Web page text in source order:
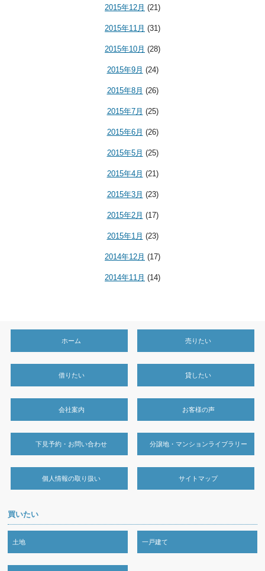
2015年12月 (21)
2015年11月 (31)
2015年10月 (28)
2015年9月 (24)
2015年8月 (26)
2015年7月 (25)
2015年6月 (26)
2015年5月 (25)
2015年4月 (21)
2015年3月 (23)
2015年2月 (17)
2015年1月 (23)
2014年12月 (17)
2014年11月 (14)
ホーム 売りたい
借りたい 貸したい
会社案内 お客様の声
下見予約・お問い合わせ 分譲地・マンションライブラリー
個人情報の取り扱い サイトマップ
買いたい
土地 一戸建て